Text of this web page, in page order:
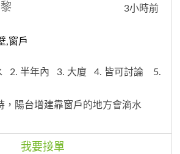
黎
,窗戶
3小時前
2. 半年內 3. 大廈 4. 皆可討論
5.
，陽台增建靠窗戶的地方會滴水
我要接單